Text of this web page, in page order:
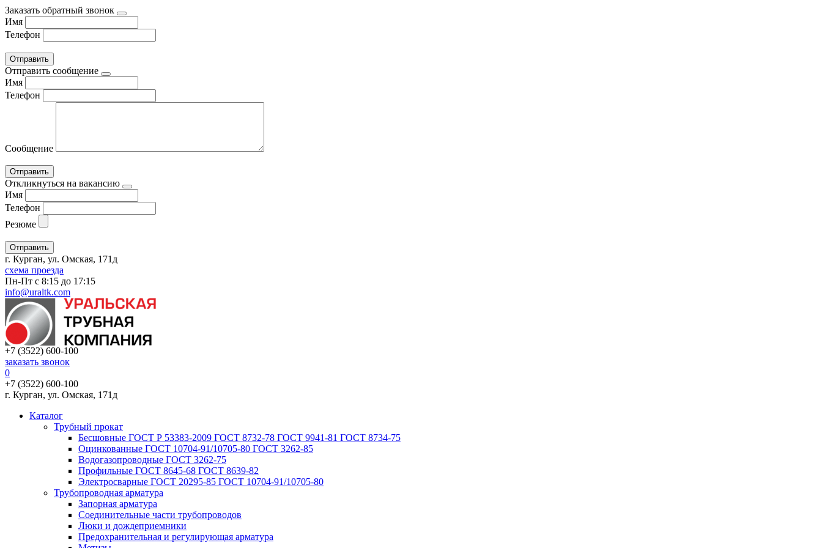
Заказать обратный звонок
Имя
Телефон
Отправить сообщение
Имя
Телефон
Сообщение
Откликнуться на вакансию
Имя
Телефон
Резюме
г. Курган, ул. Омская, 171д
схема проезда
Пн-Пт с 8:15 до 17:15
info@uraltk.com
+7 (3522) 600-100
заказать звонок
0
+7 (3522) 600-100
г. Курган, ул. Омская, 171д
Каталог
Трубный прокат
Беcшовные ГОСТ Р 53383-2009 ГОСТ 8732-78 ГОСТ 9941-81 ГОСТ 8734-75
Оцинкованные ГОСТ 10704-91/10705-80 ГОСТ 3262-85
Водогазопроводные ГОСТ 3262-75
Профильные ГОСТ 8645-68 ГОСТ 8639-82
Электросварные ГОСТ 20295-85 ГОСТ 10704-91/10705-80
Трубопроводная арматура
Запорная арматура
Соединительные части трубопроводов
Люки и дождеприемники
Предохранительная и регулирующая арматура